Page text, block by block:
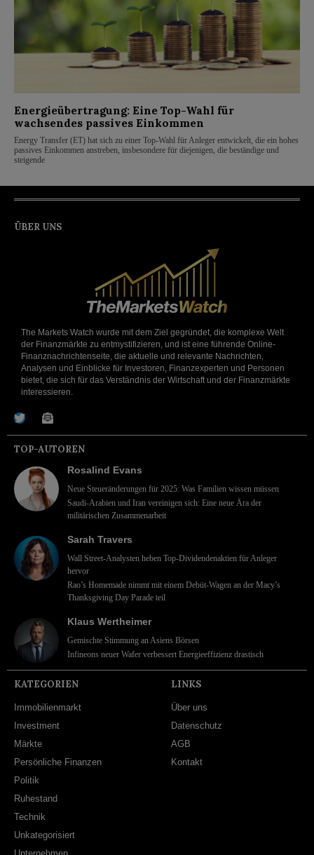
Energieübertragung: Eine Top-Wahl für
wachsendes passives Einkommen
Energy Transfer (ET) hat sich zu einer Top-Wahl für Anleger entwickelt, die ein hohes
passives Einkommen anstreben, insbesondere für diejenigen, die beständige und
steigende
ÜBER UNS
The Markets Watch wurde mit dem Ziel gegründet, die komplexe Welt
der Finanzmärkte zu entmystifizieren, und ist eine führende Online-
Finanznachrichtenseite, die aktuelle und relevante Nachrichten,
Analysen und Einblicke für Investoren, Finanzexperten und Personen
bietet, die sich für das Verständnis der Wirtschaft und der Finanzmärkte
interessieren.
TOP-AUTOREN
Rosalind Evans
Neue Steueränderungen für 2025: Was Familien wissen müssen
Saudi-Arabien und Iran vereinigen sich: Eine neue Ära der
militärischen Zusammenarbeit
Sarah Travers
Wall Street-Analysten heben Top-Dividendenaktien für Anleger
hervor
Rao’s Homemade nimmt mit einem Debüt-Wagen an der Macy’s
Thanksgiving Day Parade teil
Klaus Wertheimer
Gemischte Stimmung an Asiens Börsen
Infineons neuer Wafer verbessert Energieeffizienz drastisch
KATEGORIEN
Immobilienmarkt
Investment
Märkte
Persönliche Finanzen
Politik
Ruhestand
Technik
Unkategorisiert
LINKS
Über uns
Datenschutz
AGB
Kontakt